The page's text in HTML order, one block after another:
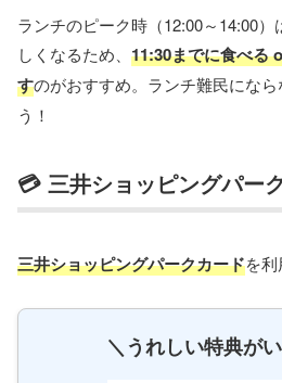
ランチのピーク時（12:00～14:00
しくなるため、 11:30までに食べる
すのがおすすめ。ランチ難民にな
う！
💳 三井ショッピングパー
三井ショッピングパークカードを
＼うれしい特典が